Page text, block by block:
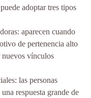
adoptar tres tipos
de pertenencia alto
vínculos
las personas
respuesta grande de